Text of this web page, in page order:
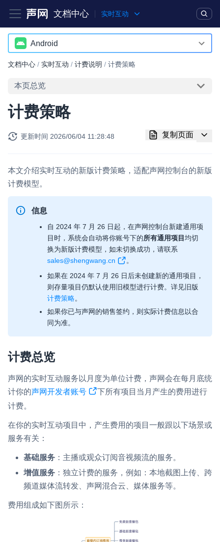
文档中心 实时互动
产品 解决方案
突破传统文字交互模式，与 AI 进行高拟真、自然流畅的实时语
音对话
扩展性和更优秀的互动效果
实时消息
解决方案
即时通讯 IM
一整套高可靠、低时延、高并发、安全、全球化的即时聊天云服
融合 CDN 直播
对接国内外多家 CDN 供应商，提供一个整体播放体验最佳的
CDN 直播方案
媒体流加速
为智能硬件提供优质的媒体流传输，实现人与人、人与物、物与
实时互动扩展能力
实时转录翻译
互动白板
快速实现多人实时互动白板协作
微呼叫 NEW
实现智能硬件和微信小程序之间的实时音视频互通
集中展示声网主要产品及服务的综合服务质量及可用性信息
对实时音频和视频画面进行风险识别，并联动回调和业务处置流
Android
Android
iOS
macOS
Web
Windows
小程序
Flutter
React Native
Unreal (C++)
Unreal (Blueprint)
React
RESTful
文档中心 / 实时互动 / 计费说明 / 计费策略
本页总览
计费策略
更新时间 2026/06/04 11:28:48 复制页面
本文介绍实时互动的新版计费策略，适配声网控制台的新版
计费模型。
信息
自 2024 年 7 月 26 日起，在声网控制台新建通用项
目时，系统会自动将你账号下的所有通用项目均切
换为新版计费模型，如未切换成功，请联系
sales@shengwang.cn
。
如果在 2024 年 7 月 26 日后未创建新的通用项目，
则存量项目仍默认使用旧模型进行计费。详见旧版
计费策略。
如果你已与声网的销售签约，则实际计费信息以合
同为准。
计费总览
声网的实时互动服务以月度为单位计费，声网会在每月底统
计你的声网开发者账号
下所有项目当月产生的费用进行
计费。
在你的实时互动项目中，产生费用的项目一般跟以下场景或
服务有关：
基础服务 ：主播或观众订阅音视频流的服务。
增值服务 ：独立计费的服务，例如：本地截图上传、跨
频道媒体流转发、声网混合云、媒体服务等。
费用组成如下图所示：